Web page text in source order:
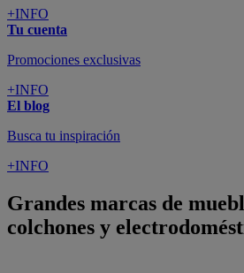
+INFO
Tu cuenta
Promociones exclusivas
+INFO
El blog
Busca tu inspiración
+INFO
Grandes marcas de
colchones y